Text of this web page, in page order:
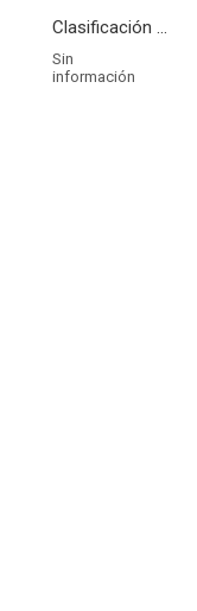
Clasificación por edades
Sin
información